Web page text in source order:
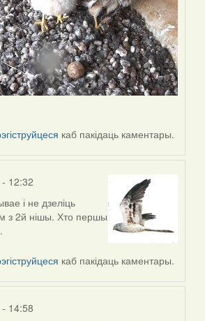
каб пакідаць каментары.
12:32
і не дзеліць
з 2й нішы. Хто першы
каб пакідаць каментары.
14:58